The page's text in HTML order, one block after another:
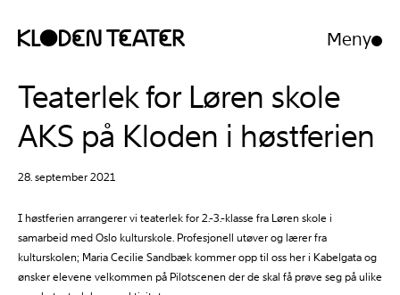
Hopp
innhold
Hopp
navigasjon
Meny
Åpne/
Teaterlek for Løren skole
AKS på Kloden i høstferien
28. september 2021
I høstferien arrangerer vi teaterlek for 2.-3.-klasse fra Løren skole i
samarbeid med Oslo kulturskole. Profesjonell utøver og lærer fra
kulturskolen; Maria Cecilie Sandbæk kommer opp til oss her i Kabelgata og
ønsker elevene velkommen på Pilotscenen der de skal få prøve seg på ulike